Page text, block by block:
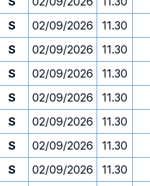
S 02/09/2026 11.30
S 02/09/2026 11.30
S 02/09/2026 11.30
S 02/09/2026 11.30
S 02/09/2026 11.30
S 02/09/2026 11.30
S 02/09/2026 11.30